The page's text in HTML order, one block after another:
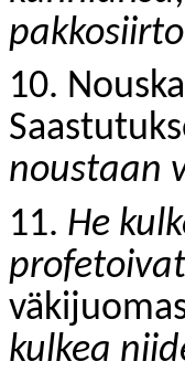
10.
noustaan
11. He
kulkea